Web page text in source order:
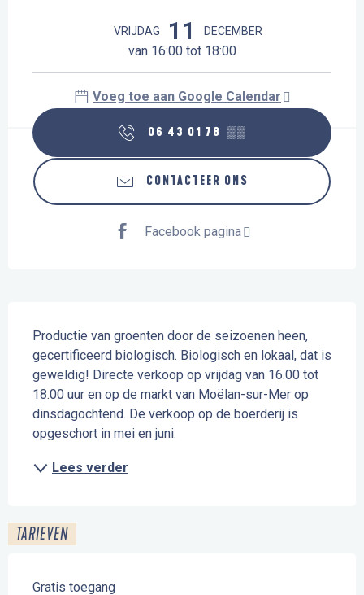
VRIJDAG 11 DECEMBER
van 16:00 tot 18:00
Voeg toe aan Google Calendar
06 43 01 78 ▒▒
CONTACTEER ONS
Facebook pagina
Productie van groenten door de seizoenen heen,
gecertificeerd biologisch. Biologisch en lokaal, dat is
geweldig! Directe verkoop op vrijdag van 16.00 tot
18.00 uur en op de markt van Moëlan-sur-Mer op
dinsdagochtend. De verkoop op de boerderij is
opgeschort in mei en juni.
Lees verder
TARIEVEN
Gratis toegang